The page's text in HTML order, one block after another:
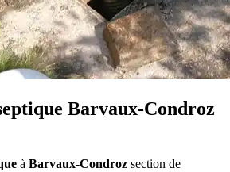
Barvaux-Condroz
à Barvaux-Condroz section de